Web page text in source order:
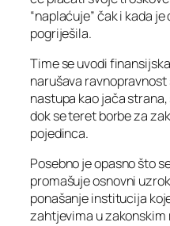
“naplaćuje” čak i kada
pogriješila.
Time se uvodi
narušava
nastupa kao jača
dok se teret borbe za
pojedinca.
Posebno je opasno što
promašuje osnovni
ponašanje institucija
zahtjevima u zakonskim